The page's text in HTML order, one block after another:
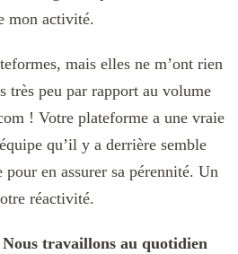
mon activité.
mais elles ne m’ont rien
très peu par rapport au volume
! Votre plateforme a une vraie
qu’il y a derrière semble
pour en assurer sa pérennité. Un
réactivité.
travaillons au quotidien